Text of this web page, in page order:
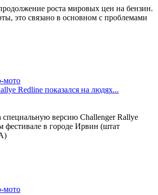
роста мировых цен на бензин.
это связано в основном с проблемами
мото
Redline показался на людях...
специальную версию Challenger Rallye
фестивале в городе Ирвин (штат
мото